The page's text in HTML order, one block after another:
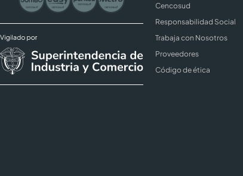
Cencosud
Responsabilidad Social
Trabaja con Nosotros
Proveedores
Código de ética